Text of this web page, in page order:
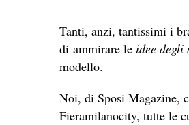
Tanti, anzi, tantissimi i
di ammirare le idee
modello.
Noi, di Sposi Magazine,
Fieramilanocity, tutte le